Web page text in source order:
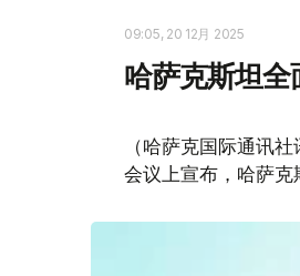
09:05, 20 12月 2025
哈萨克斯坦
（哈萨克国际通讯
会议上宣布，哈萨克